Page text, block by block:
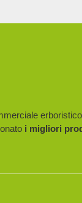
i migliori